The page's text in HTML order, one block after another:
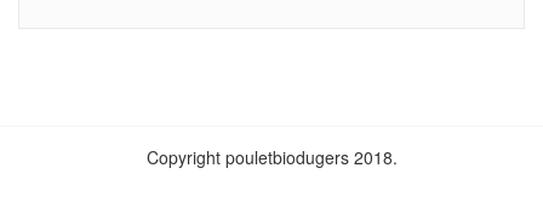
Copyright pouletbiodugers 2018.